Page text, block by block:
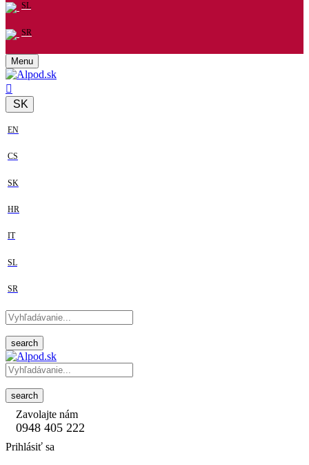
SL
SR
Menu
SK
EN
CS
SK
HR
IT
SL
SR
search
search
Zavolajte nám
0948 405 222
Prihlásiť sa